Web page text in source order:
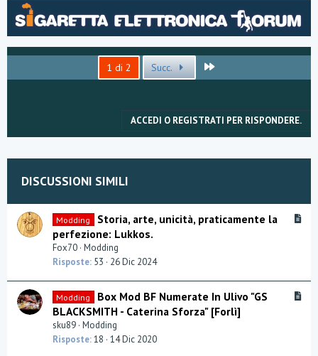
z
a
m
1 di 2 Succ.
ACCEDI O REGISTRATI PER RISPONDERE.
DISCUSSIONI SIMILI
A
l
e
Modding
Storia, arte, unicità, praticamente la
perfezione: Lukkos.
Fox70 Modding
Risposte 53 26 Dic 2024
A
Modding
Box Mod BF Numerate In Ulivo "GS
BLACKSMITH - Caterina Sforza" [Forlì]
sku89 Modding
Risposte 18 14 Dic 2020